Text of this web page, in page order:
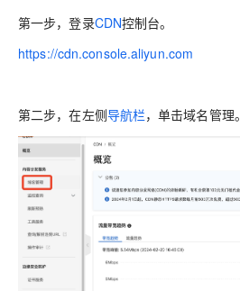
第一步，登录CDN控制台。
https://cdn.console.aliyun.com
第二步，在左侧导航栏，单击域名管理。